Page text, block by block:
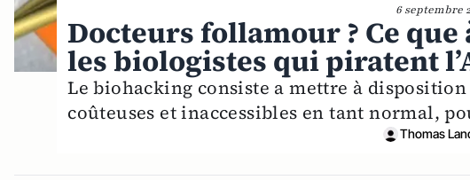
6 septembre
Docteurs follamour ? Ce
les biologistes qui piratent
Le biohacking consiste a mettre à
coûteuses et inaccessibles en tant normal,
Thomas